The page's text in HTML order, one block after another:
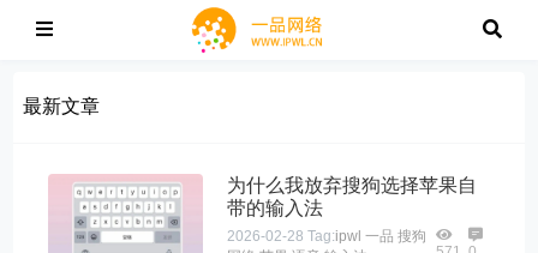
最新文章
为什么我放弃搜狗选择苹果自
带的输入法
2026-02-28 Tag:ipwl 一品 搜狗